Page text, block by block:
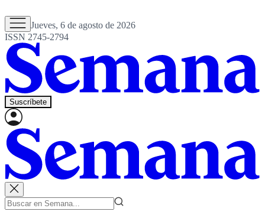
Jueves, 6 de agosto de 2026
ISSN 2745-2794
Suscríbete